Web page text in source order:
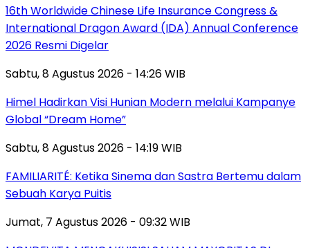
16th Worldwide Chinese Life Insurance Congress &
International Dragon Award (IDA) Annual Conference
2026 Resmi Digelar
Sabtu, 8 Agustus 2026 - 14:26 WIB
Himel Hadirkan Visi Hunian Modern melalui Kampanye
Global “Dream Home”
Sabtu, 8 Agustus 2026 - 14:19 WIB
FAMILIARITÉ: Ketika Sinema dan Sastra Bertemu dalam
Sebuah Karya Puitis
Jumat, 7 Agustus 2026 - 09:32 WIB